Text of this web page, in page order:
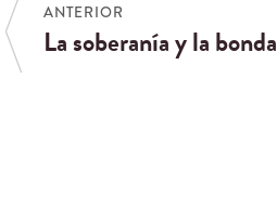
ANTERIOR
La soberanía y la